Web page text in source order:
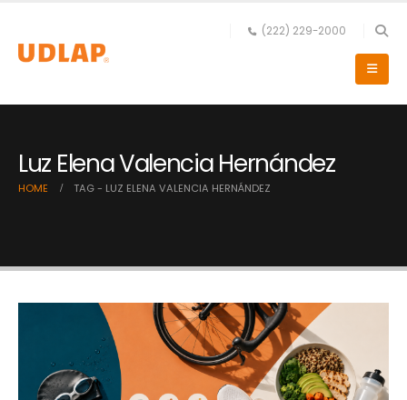
(222) 229-2000
Luz Elena Valencia Hernández
HOME TAG - LUZ ELENA VALENCIA HERNÁNDEZ